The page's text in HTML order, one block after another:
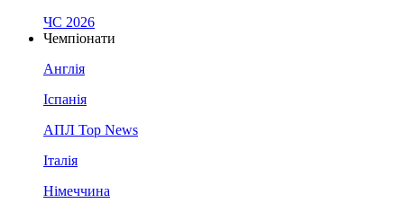
ЧС 2026
Чемпіонати
Англія
Іспанія
АПЛ Top News
Італія
Німеччина